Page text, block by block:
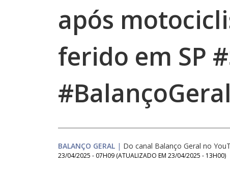
após
ferido em SP
#BalançoGeral
BALANÇO GERAL | Do canal Balanço Geral no
23/04/2025 - 07H09 (ATUALIZADO EM 23/04/2025 - 13H00)